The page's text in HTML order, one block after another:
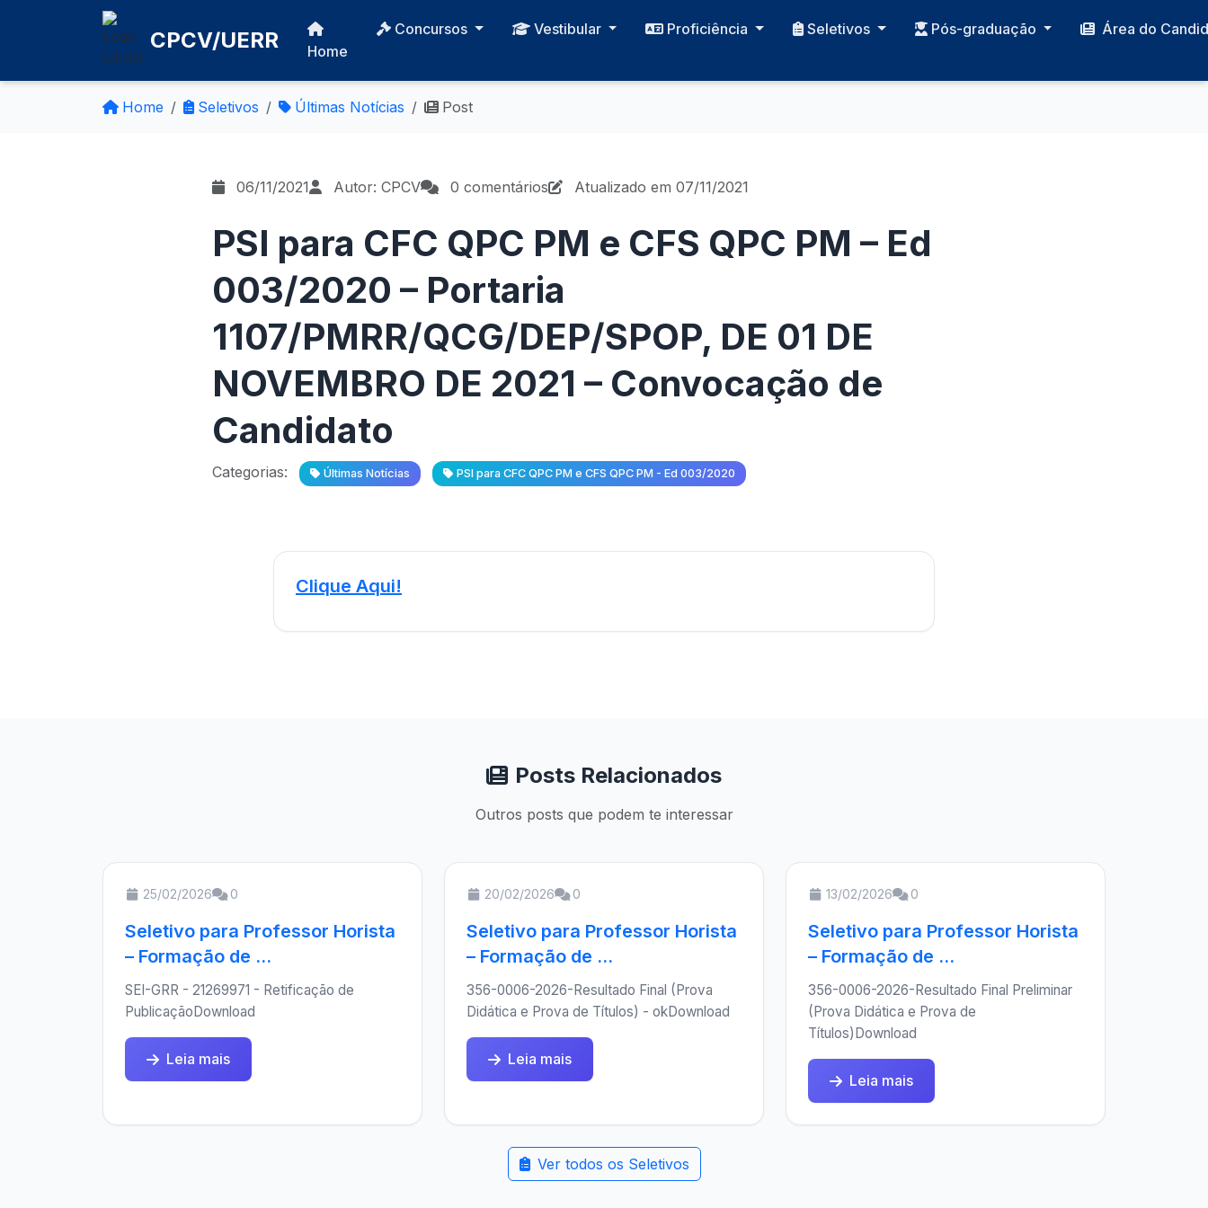
CPCV/UERR Home
Concursos Vestibular Proficiência Seletivos Pós-graduação Área do
Home Seletivos Últimas Notícias Post
06/11/2021 Autor: CPCV 0 comentários Atualizado em 07/11/2021
PSI para CFC QPC PM e CFS QPC PM – Ed
003/2020 – Portaria
1107/PMRR/QCG/DEP/SPOP, DE 01 DE
NOVEMBRO DE 2021 – Convocação de
Candidato
Categorias: Últimas Notícias PSI para CFC QPC PM e CFS QPC PM - Ed 003/2020
Clique Aqui!
Posts Relacionados
Outros posts que podem te interessar
25/02/2026 0
Seletivo para Professor Horista
– Formação de ...
SEI-GRR - 21269971 - Retificação de
PublicaçãoDownload
Leia mais
20/02/2026 0
Seletivo para Professor Horista
– Formação de ...
356-0006-2026-Resultado Final (Prova
Didática e Prova de Títulos) - okDownload
Leia mais
13/02/2026 0
Seletivo para Professor Horista
– Formação de ...
356-0006-2026-Resultado Final Preliminar
(Prova Didática e Prova de
Títulos)Download
Leia mais
Ver todos os Seletivos